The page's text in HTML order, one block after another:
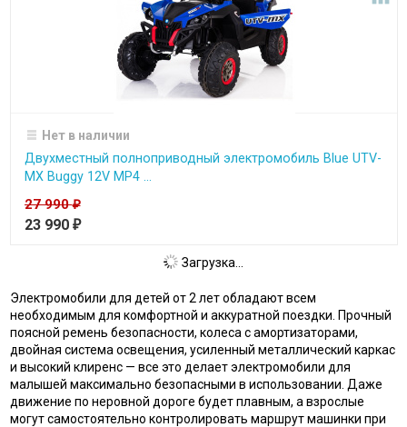
Нет в наличии
Двухместный полноприводный электромобиль Blue UTV-
MX Buggy 12V MP4 ...
27 990₽
23 990 ₽
Загрузка...
Электромобили для детей от 2 лет обладают всем
необходимым для комфортной и аккуратной поездки. Прочный
поясной ремень безопасности, колеса с амортизаторами,
двойная система освещения, усиленный металлический каркас
и высокий клиренс — все это делает электромобили для
малышей максимально безопасными в использовании. Даже
движение по неровной дороге будет плавным, а взрослые
могут самостоятельно контролировать маршрут машинки при